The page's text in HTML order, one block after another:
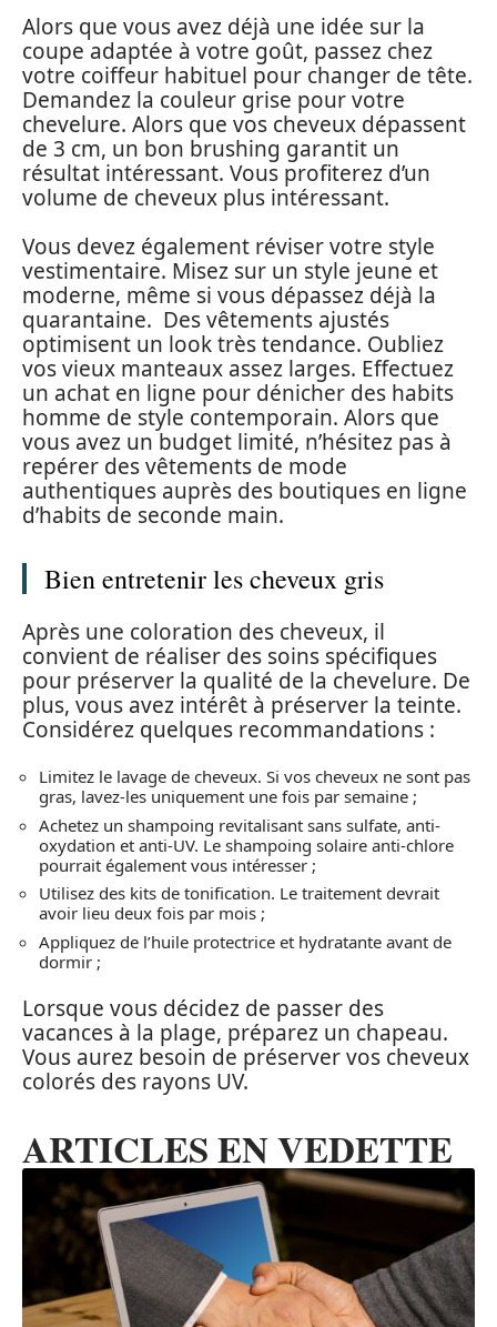
Alors que vous avez déjà une idée sur la
coupe adaptée à votre goût, passez chez
votre coiffeur habituel pour changer de tête.
Demandez la couleur grise pour votre
chevelure. Alors que vos cheveux dépassent
de 3 cm, un bon brushing garantit un
résultat intéressant. Vous profiterez d’un
volume de cheveux plus intéressant.
Vous devez également réviser votre style
vestimentaire. Misez sur un style jeune et
moderne, même si vous dépassez déjà la
quarantaine. Des vêtements ajustés
optimisent un look très tendance. Oubliez
vos vieux manteaux assez larges. Effectuez
un achat en ligne pour dénicher des habits
homme de style contemporain. Alors que
vous avez un budget limité, n’hésitez pas à
repérer des vêtements de mode
authentiques auprès des boutiques en ligne
d’habits de seconde main.
Bien entretenir les cheveux gris
Après une coloration des cheveux, il
convient de réaliser des soins spécifiques
pour préserver la qualité de la chevelure. De
plus, vous avez intérêt à préserver la teinte.
Considérez quelques recommandations :
Limitez le lavage de cheveux. Si vos cheveux ne sont pas
gras, lavez-les uniquement une fois par semaine ;
Achetez un shampoing revitalisant sans sulfate, anti-
oxydation et anti-UV. Le shampoing solaire anti-chlore
pourrait également vous intéresser ;
Utilisez des kits de tonification. Le traitement devrait
avoir lieu deux fois par mois ;
Appliquez de l’huile protectrice et hydratante avant de
dormir ;
Lorsque vous décidez de passer des
vacances à la plage, préparez un chapeau.
Vous aurez besoin de préserver vos cheveux
colorés des rayons UV.
ARTICLES EN VEDETTE